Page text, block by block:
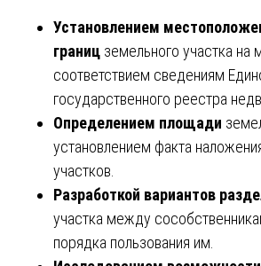
Установлением
границ земельного участка на
соответствием сведениям
государственного реестра
Определением площади
установлением факта
участков.
Разработкой вариантов
участка между
порядка пользования им.